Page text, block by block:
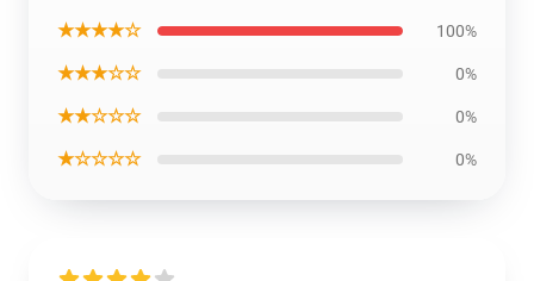
★★★★☆ 100%
★★★☆☆ 0%
★★☆☆☆ 0%
★☆☆☆☆ 0%